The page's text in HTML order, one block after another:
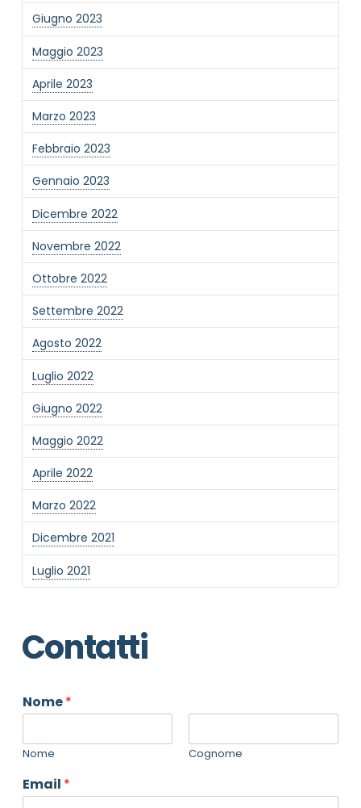
Giugno 2023
Maggio 2023
Aprile 2023
Marzo 2023
Febbraio 2023
Gennaio 2023
Dicembre 2022
Novembre 2022
Ottobre 2022
Settembre 2022
Agosto 2022
Luglio 2022
Giugno 2022
Maggio 2022
Aprile 2022
Marzo 2022
Dicembre 2021
Luglio 2021
Contatti
Nome*
Nome Cognome
Email *